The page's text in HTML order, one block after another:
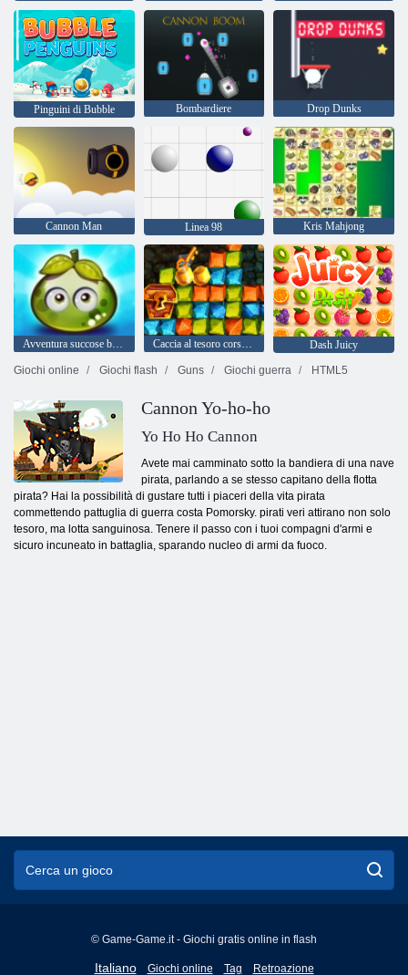
Pinguini di Bubble Bombardiere Drop Dunks
Cannon Man Linea 98 Kris Mahjong
Caccia al tesoro corsa all'oro
Dash Juicy
Giochi online
Giochi flash Guns Giochi guerra HTML5
Cannon Yo-ho-ho
Yo Ho Ho Cannon
Avete mai camminato sotto la bandiera di una nave
pirata, parlando a se stesso capitano della flotta
pirata? Hai la possibilità di gustare tutti i piaceri della vita pirata
commettendo pattuglia di guerra costa Pomorsky. pirati veri attirano non solo
tesoro, ma lotta sanguinosa. Tenere il passo con i tuoi compagni d'armi e
sicuro incuneato in battaglia, sparando nucleo di armi da fuoco.
© Game-Game.it - Giochi gratis online in flash
Italiano
English
Giochi online Tag Retroazione